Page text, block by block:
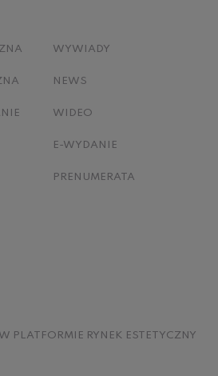
WYWIADY
NEWS
WIDEO
E-WYDANIE
PRENUMERATA
PLATFORMIE RYNEK ESTETYCZNY